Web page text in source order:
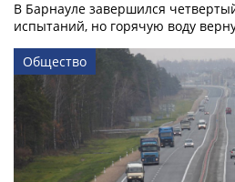
В Барнауле завершился
испытаний, но горячую воду
Общество